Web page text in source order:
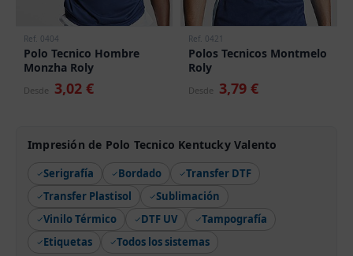
Ref. 0404
Polo Tecnico Hombre
Monzha Roly
Desde 3,02 €
Ref. 0421
Polos Tecnicos Montmelo
Roly
Desde 3,79 €
Impresión de Polo Tecnico Kentucky Valento
Serigrafía Bordado
Transfer DTF
Transfer Plastisol
Sublimación
Vinilo Térmico
DTF UV
Tampografía
Etiquetas
Todos los sistemas